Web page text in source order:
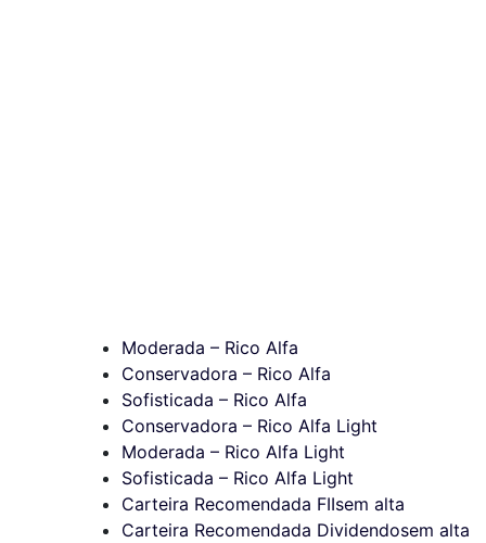
Moderada – Rico Alfa
Conservadora – Rico Alfa
Sofisticada – Rico Alfa
Conservadora – Rico Alfa Light
Moderada – Rico Alfa Light
Sofisticada – Rico Alfa Light
Carteira Recomendada FIIsem alta
Carteira Recomendada Dividendosem alta